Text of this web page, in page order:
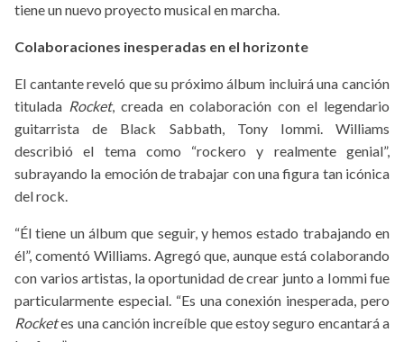
tiene un nuevo proyecto musical en marcha.
Colaboraciones inesperadas en el horizonte
El cantante reveló que su próximo álbum incluirá una canción
titulada Rocket, creada en colaboración con el legendario
guitarrista de Black Sabbath, Tony Iommi. Williams
describió el tema como “rockero y realmente genial”,
subrayando la emoción de trabajar con una figura tan icónica
del rock.
“Él tiene un álbum que seguir, y hemos estado trabajando en
él”, comentó Williams. Agregó que, aunque está colaborando
con varios artistas, la oportunidad de crear junto a Iommi fue
particularmente especial. “Es una conexión inesperada, pero
Rocketes una canción increíble que estoy seguro encantará a